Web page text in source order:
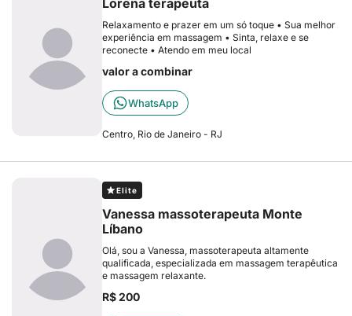
Lorena terapeuta
Relaxamento e prazer em um só toque • Sua melhor
experiência em massagem • Sinta, relaxe e se
reconecte • Atendo em meu local
valor a combinar
WhatsApp
Centro, Rio de Janeiro - RJ
Elite
Vanessa massoterapeuta Monte
Líbano
Olá, sou a Vanessa, massoterapeuta altamente
qualificada, especializada em massagem terapêutica
e massagem relaxante.
R$ 200